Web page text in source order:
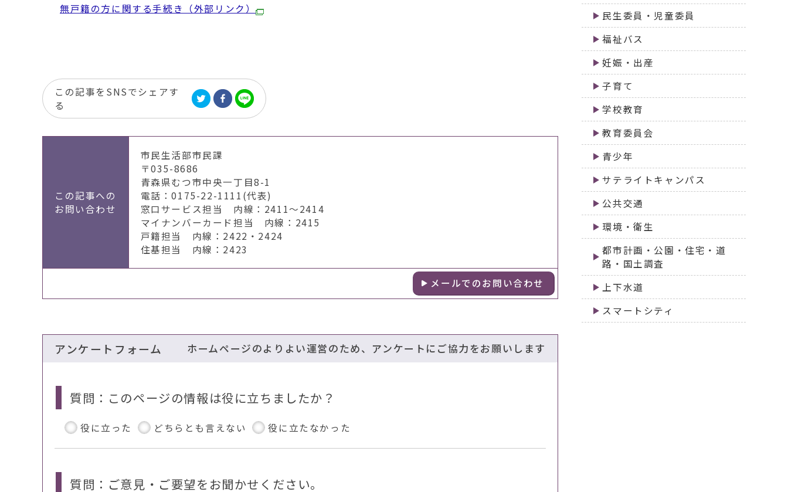
無戸籍の方に関する手続き（外部リンク）
この記事をSNSでシェアす
る
この記事への
お問い合わせ
市民生活部市民課
〒035-8686
青森県むつ市中央一丁目8-1
電話：0175-22-1111(代表)
窓口サービス担当 内線：2411～2414
マイナンバーカード担当 内線：2415
戸籍担当 内線：2422・2424
住基担当 内線：2423
メールでのお問い合わせ
アンケートフォーム ホームページのよりよい運営のため、アンケートにご協力をお願いします
質問：このページの情報は役に立ちましたか？
役に立った どちらとも言えない 役に立たなかった
質問：ご意見・ご要望をお聞かせください。
民生委員・児童委員
福祉バス
妊娠・出産
子育て
学校教育
教育委員会
青少年
サテライトキャンパス
公共交通
環境・衛生
都市計画・公園・住宅・道
路・国土調査
上下水道
スマートシティ